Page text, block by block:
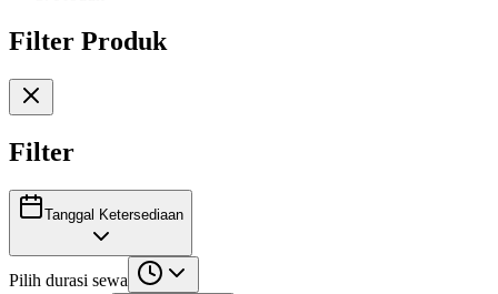
Filter Produk
Filter
Tanggal Ketersediaan
Pilih durasi sewa